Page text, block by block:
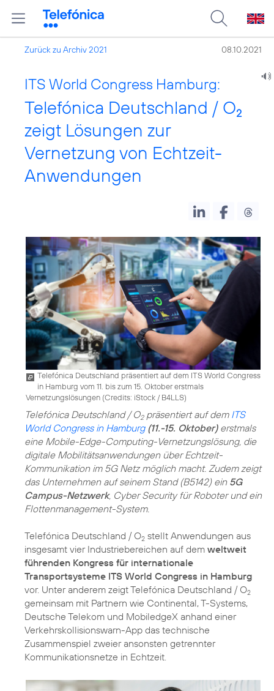
Zurück zu Archiv 2021 08.10.2021
ITS World Congress Hamburg:
Telefónica Deutschland / O2
zeigt Lösungen zur
Vernetzung von Echtzeit-
Anwendungen
Telefónica Deutschland präsentiert auf dem ITS World Congress
in Hamburg vom 11. bis zum 15. Oktober erstmals
Vernetzungslösungen (Credits: iStock / B4LLS)
Telefónica Deutschland / O2präsentiert auf dem ITS
World Congress in Hamburg (11.-15. Oktober)erstmals
eine Mobile-Edge-Computing-Vernetzungslösung, die
digitale Mobilitätsanwendungen über Echtzeit-
Kommunikation im 5G Netz möglich macht. Zudem zeigt
das Unternehmen auf seinem Stand (B5142) ein 5G
Campus-Netzwerk, Cyber Security für Roboter und ein
Flottenmanagement-System.
Telefónica Deutschland / O2 stellt Anwendungen aus
insgesamt vier Industriebereichen auf dem weltweit
führenden Kongress für internationale
Transportsysteme ITS World Congress in Hamburg
vor. Unter anderem zeigt Telefónica Deutschland / O2
gemeinsam mit Partnern wie Continental, T-Systems,
Deutsche Telekom und MobiledgeX anhand einer
Verkehrskollisionswarn-App das technische
Zusammenspiel zweier ansonsten getrennter
Kommunikationsnetze in Echtzeit.